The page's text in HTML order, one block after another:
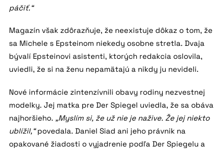
páčiť.“
Magazín však zdôrazňuje, že neexistuje dôkaz o tom, že
sa Michele s Epsteinom niekedy osobne stretla. Dvaja
bývalí Epsteinovi asistenti, ktorých redakcia oslovila,
uviedli, že si na ženu nepamätajú a nikdy ju nevideli.
Nové informácie zintenzívnili obavy rodiny nezvestnej
modelky. Jej matka pre Der Spiegel uviedla, že sa obáva
najhoršieho. „Myslím si, že už nie je nažive. Že jej niekto
ublížil,“povedala. Daniel Siad ani jeho právnik na
opakované žiadosti o vyjadrenie podľa Der Spiegelu a